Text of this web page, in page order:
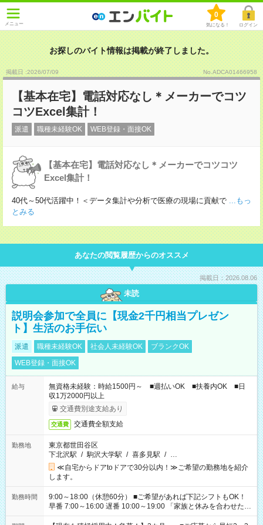
メニュー
0
気になる！ ログイン
お探しのバイト情報は掲載が終了しました。
掲載日 :2026/07/09 No.ADCA01466958
【基本在宅】電話対応なし＊メーカーでコツ
コツExcel集計！
派遣 職種未経験OK WEB登録・面接OK
【基本在宅】電話対応なし＊メーカーでコツコツ
Excel集計！
40代～50代活躍中！＜データ集計や分析で医療の現場に貢献で ...もっ
とみる
あなたの閲覧履歴からのオススメ
掲載日：2026.08.06
未読
説明会参加で全員に【現金2千円相当プレゼン
ト】生活のお手伝い
派遣 職種未経験OK 社会人未経験OK
ブランクOK
WEB登録・面接OK
給与
無資格未経験：時給1500円～ ■週払いOK ■扶養内OK ■日
収1万2000円以上
交通費別途支給あり
交通費 交通費全額支給
勤務地
東京都世田谷区
下北沢駅 / 駒沢大学駅 / 喜多見駅 / …
≪自宅からドアtoドアで30分以内！≫ご希望の勤務地を紹介
します。
勤務時間
9:00～18:00（休憩60分） ■ご希望があれば下記シフトもOK！
早番 7:00～16:00 遅番 10:00～19:00 「家族と休みを合わせた
い」 「余裕を持って夕飯の準備がしたい」 「できれば残業はし